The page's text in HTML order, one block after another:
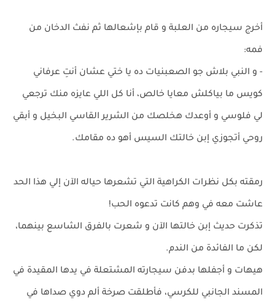
أخرج سيجاره من العلبة و قام بإشعالها ثم نفث الدخان من
فمه:
- و النبي بلاش جو الصعبنيات ده يا ختي عشان أنتِ عرفاني
كويس ما بياكلش معايا خالص، أنا كل اللي عايزه منك ترجعي
لي فلوسي و أوعدك هخلصك من الشرير القاسي البخيل و أبقي
روحي أتجوزي إبن خالتك السيس أهو ده مقامك.
رمقته بكل نظرات الكراهية التي تشعرها حياله الآن إلي هذا الحد
عاشت معه في وهم كانت تدعوه الحب!
تذكرت حديث إبن خالتها الآن و شعرت بالفرق الشاسع بينهما،
لكن ما الفائدة من الندم.
هيهات و أجفلها بدفن سيجارته المشتعلة في يدها المقيدة في
المسند الجانبي للكرسي، فأطلقت صرخة ألم دوي صداها في